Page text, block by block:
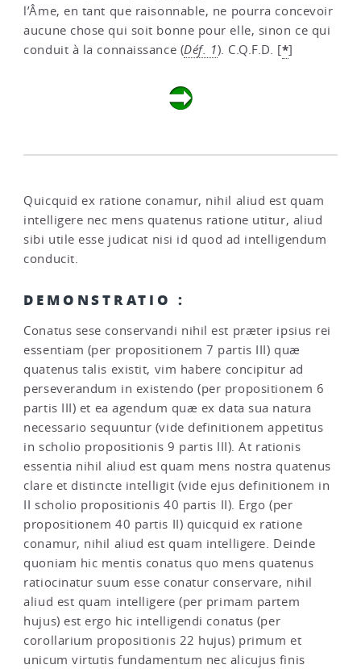
l’Âme, en tant que raisonnable, ne pourra concevoir
aucune chose qui soit bonne pour elle, sinon ce qui
conduit à la connaissance (Déf. 1). C.Q.F.D. [*]
Quicquid ex ratione conamur, nihil aliud est quam
intelligere nec mens quatenus ratione utitur, aliud
sibi utile esse judicat nisi id quod ad intelligendum
conducit.
DEMONSTRATIO :
Conatus sese conservandi nihil est præter ipsius rei
essentiam (per propositionem 7 partis III) quæ
quatenus talis existit, vim habere concipitur ad
perseverandum in existendo (per propositionem 6
partis III) et ea agendum quæ ex data sua natura
necessario sequuntur (vide definitionem appetitus
in scholio propositionis 9 partis III). At rationis
essentia nihil aliud est quam mens nostra quatenus
clare et distincte intelligit (vide ejus definitionem in
II scholio propositionis 40 partis II). Ergo (per
propositionem 40 partis II) quicquid ex ratione
conamur, nihil aliud est quam intelligere. Deinde
quoniam hic mentis conatus quo mens quatenus
ratiocinatur suum esse conatur conservare, nihil
aliud est quam intelligere (per primam partem
hujus) est ergo hic intelligendi conatus (per
corollarium propositionis 22 hujus) primum et
unicum virtutis fundamentum nec alicujus finis